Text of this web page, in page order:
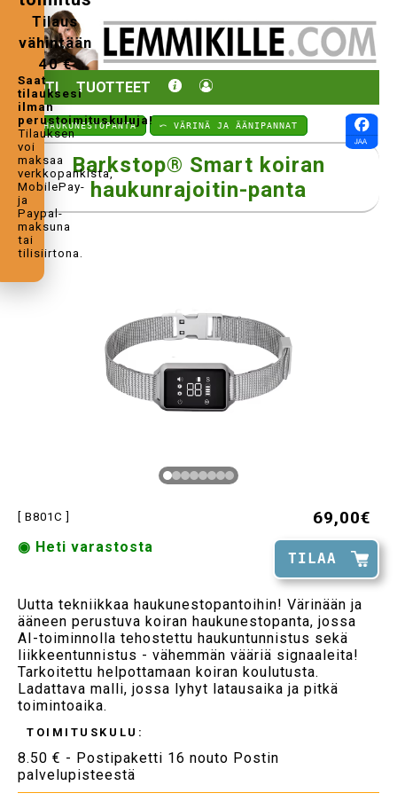
KOTI TUOTTEET
Tilaus
vähintään
40 €
Saat
tilauksesi
ilman
perustoimituskuluja!
Tilauksen
voi
maksaa
verkkopankista,
MobilePay-
ja
Paypal-
maksuna
tai
tilisiirtona.
⤺ HAUKUNESTOPANTA ⤺ VÄRINÄ JA ÄÄNIPANNAT
Barkstop® Smart koiran
haukunrajoitin-panta
[ B801C ] 69,00€
TILAA
◉ Heti varastosta
Uutta tekniikkaa haukunestopantoihin! Värinään ja
ääneen perustuva koiran haukunestopanta, jossa
AI-toiminnolla tehostettu haukuntunnistus sekä
liikkeentunnistus - vähemmän vääriä signaaleita!
Tarkoitettu helpottamaan koiran koulutusta.
Ladattava malli, jossa lyhyt latausaika ja pitkä
toimintoaika.
TOIMITUSKULU:
8.50 € - Postipaketti 16 nouto Postin
palvelupisteestä